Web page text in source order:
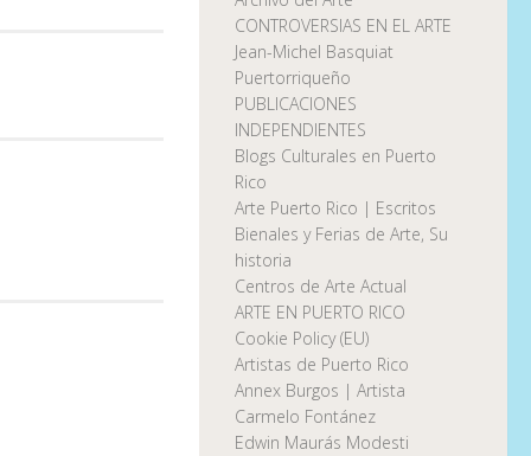
CONTROVERSIAS EN EL ARTE
Jean-Michel Basquiat
Puertorriqueño
PUBLICACIONES
INDEPENDIENTES
Blogs Culturales en Puerto
Rico
Arte Puerto Rico | Escritos
Bienales y Ferias de Arte, Su
historia
Centros de Arte Actual
ARTE EN PUERTO RICO
Cookie Policy (EU)
Artistas de Puerto Rico
Annex Burgos | Artista
Carmelo Fontánez
Edwin Maurás Modesti